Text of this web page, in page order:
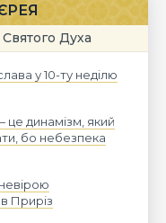
Святого Духа
у 10-ту неділю
це динамізм, який
бо небезпека
Приріз